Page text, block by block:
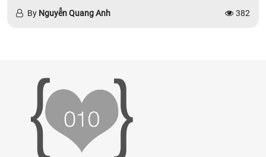
By Nguyễn Quang Anh 382